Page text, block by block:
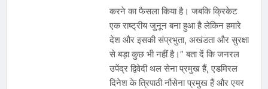
करने का फैसला किया है। जबकि क्रिकेट
एक राष्ट्रीय जुनून बना हुआ है लेकिन हमारे
देश और इसकी संप्रभुता, अखंडता और सुरक्षा
से बड़ा कुछ भी नहीं है।” बता दें कि जनरल
उपेंद्र द्विवेदी थल सेना प्रमुख हैं, एडमिरल
दिनेश के त्रिपाठी नौसेना प्रमुख हैं और एयर